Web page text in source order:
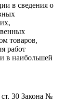
в сведения о
товаров,
работ
в наибольшей
30 Закона №